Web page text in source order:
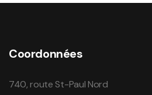
Coordonnées
740, route St-Paul Nord